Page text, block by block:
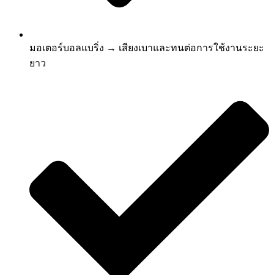
มอเตอร์บอลแบริ่ง → เสียงเบาและทนต่อการใช้งานระยะ
ยาว